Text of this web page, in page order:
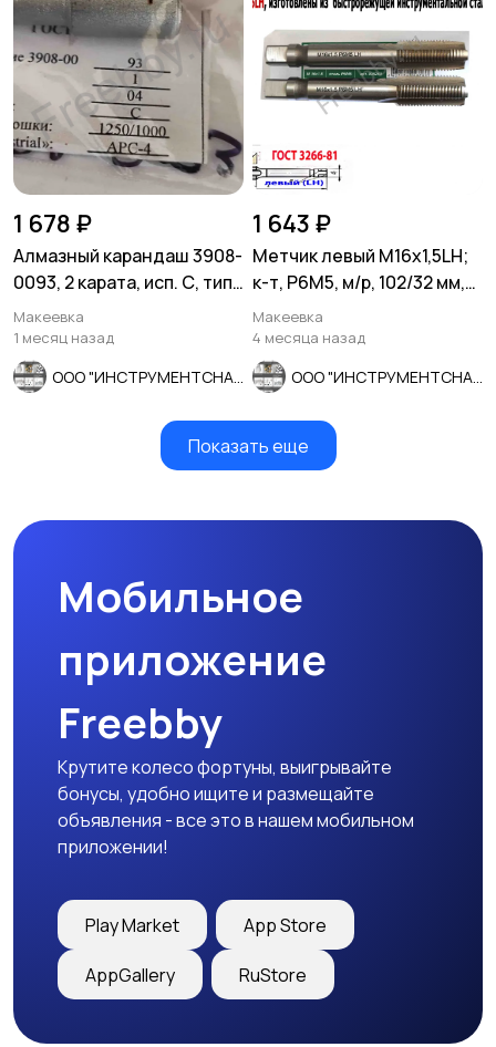
1 678 ₽
Алмазный карандаш 3908-
0093, 2 карата, исп. С, тип
04, зерн 1250/1000.
Макеевка
1 месяц назад
1 643 ₽
Метчик левый М16х1,5LH;
к-т, Р6М5, м/р, 102/32 мм,
мелкий шаг.
Макеевка
4 месяца назад
Показать еще
Мобильное
приложение
Freebby
Крутите колесо фортуны, выигрывайте
бонусы, удобно ищите и размещайте
объявления - все это в нашем мобильном
приложении!
Play Market App Store
AppGallery RuStore